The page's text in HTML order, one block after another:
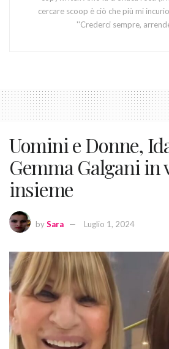
cercare scoop è ciò che più mi
''Crederci sempre,
Uomini e Donne,
Gemma Galgani in
insieme
bySara Luglio 1, 2024